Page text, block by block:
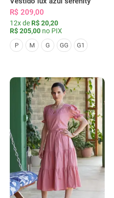
R$ 209,00
12x de R$ 20,20
R$ 205,00 no PIX
P M G GG G1